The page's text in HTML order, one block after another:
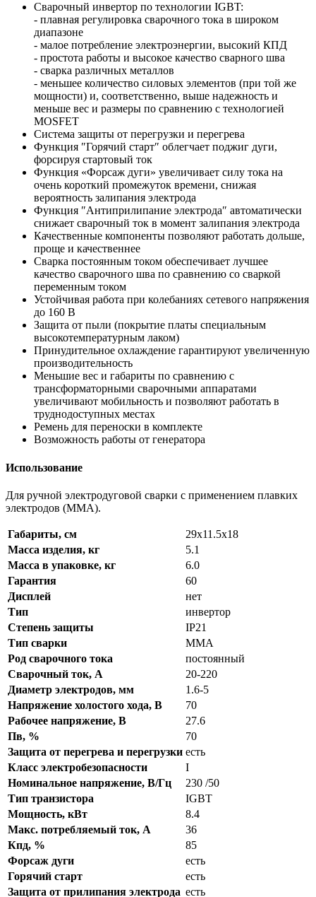
Сварочный инвертор по технологии IGBT:
- плавная регулировка сварочного тока в широком
диапазоне
- малое потребление электроэнергии, высокий КПД
- простота работы и высокое качество сварного шва
- сварка различных металлов
- меньшее количество силовых элементов (при той же
мощности) и, соответственно, выше надежность и
меньше вес и размеры по сравнению с технологией
MOSFET
Система защиты от перегрузки и перегрева
Функция ″Горячий старт″ облегчает поджиг дуги,
форсируя стартовый ток
Функция «Форсаж дуги» увеличивает силу тока на
очень короткий промежуток времени, снижая
вероятность залипания электрода
Функция ″Антиприлипание электрода″ автоматически
снижает сварочный ток в момент залипания электрода
Качественные компоненты позволяют работать дольше,
проще и качественнее
Сварка постоянным током обеспечивает лучшее
качество сварочного шва по сравнению со сваркой
переменным током
Устойчивая работа при колебаниях сетевого напряжения
до 160 В
Защита от пыли (покрытие платы специальным
высокотемпературным лаком)
Принудительное охлаждение гарантируют увеличенную
производительность
Меньшие вес и габариты по сравнению с
трансформаторными сварочными аппаратами
увеличивают мобильность и позволяют работать в
труднодоступных местах
Ремень для переноски в комплекте
Возможность работы от генератора
Использование
Для ручной электродуговой сварки с применением плавких
электродов (ММА).
Габариты, см
29х11.5х18
Масса изделия, кг
5.1
Масса в упаковке, кг
6.0
Гарантия
60
Дисплей
нет
Тип
инвертор
Степень защиты
IP21
Тип сварки
ММА
Род сварочного тока
постоянный
Сварочный ток, А
20-220
Диаметр электродов, мм
1.6-5
Напряжение холостого хода, В
70
Рабочее напряжение, В
27.6
Пв, %
70
Защита от перегрева и перегрузки есть
Класс электробезопасности
I
Номинальное напряжение, В/Гц
230 /50
Тип транзистора
IGBT
Мощность, кВт
8.4
Макс. потребляемый ток, А
36
Кпд, %
85
Форсаж дуги
есть
Горячий старт
есть
Защита от прилипания электрода есть